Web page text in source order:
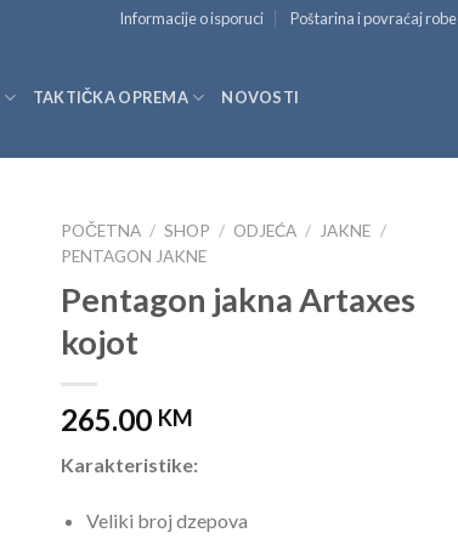
Informacije o isporuci Poštarina i povraćaj robe
TAKTIČKA OPREMA NOVOSTI
POČETNA / SHOP / ODJEĆA / JAKNE /
PENTAGON JAKNE
Pentagon jakna Artaxes
kojot
265.00 KM
Karakteristike:
Veliki broj dzepova